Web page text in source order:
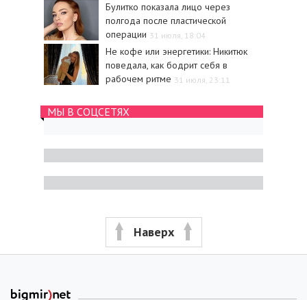
Булитко показала лицо через
полгода после пластической
операции 31 июля, 18:04
Не кофе или энергетики: Никитюк
поведала, как бодрит себя в
рабочем ритме 31 июля, 23:11
МЫ В СОЦСЕТЯХ
Наверх